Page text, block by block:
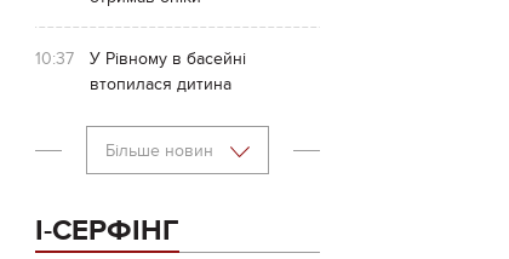
10:37
У Рівному в басейні
втопилася дитина
Більше новин
І-СЕРФІНГ